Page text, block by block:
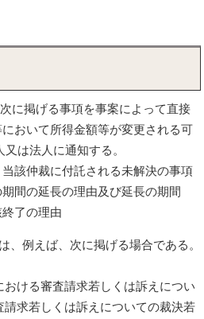
に掲げる事項を事案によって直接
おいて所得金額等が変更される可
は法人に通知する。
該仲裁に付託される未解決の事項
間の延長の理由及び延長の期間
了の理由
例えば、次に掲げる場合である。
ける審査請求若しくは訴えについ
求若しくは訴えについての裁決若